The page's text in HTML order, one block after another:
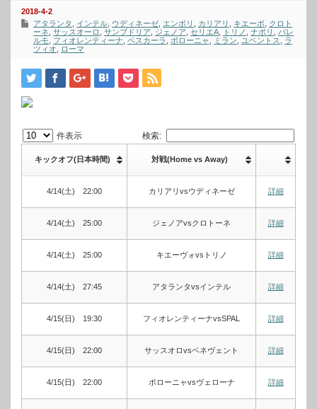
2018-4-2
アタランタ
インテル ウディネーゼ エンポリ カリアリ キエーボ
クロト
ーネ サッスオーロ サンブドリア ジェノア セリエA トリノ ナポリ
パレ
ルモ
フィオレンティーナ ペスカーラ ボローニャ ミラン ユベントス
ラ
ツィオ
ローマ
件表示 検索:
キックオフ(日本時間) 対戦(Home vs Away)
4/14(土) 22:00 カリアリvsウディネーゼ 詳細
4/14(土) 25:00 ジェノアvsクロトーネ 詳細
4/14(土) 25:00 キエーヴォvsトリノ 詳細
4/14(土) 27:45 アタランタvsインテル 詳細
4/15(日) 19:30 フィオレンティーナvsSPAL 詳細
4/15(日) 22:00 サッスオロvsベネヴェント 詳細
4/15(日) 22:00 ボローニャvsヴェローナ 詳細